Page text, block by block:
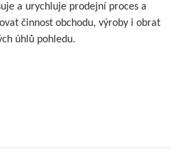
a urychluje prodejní proces a
činnost obchodu, výroby i obrat
úhlů pohledu.